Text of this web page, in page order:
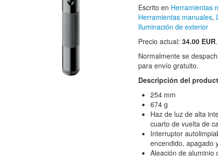
Escrito en Herramientas
Herramientas manuales,
Iluminación de exterior
Precio actual: 34.00 EUR
Normalmente se
para envío gratuito.
Descripción del
254 mm
674 g
Haz de luz de alta
cuarto de vuelta de
Interruptor
encendido, apagado
Aleación de aluminio